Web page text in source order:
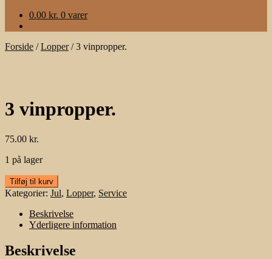
0.00 kr. 0 varer
Forside /Lopper/3 vinpropper.
3 vinpropper.
75.00 kr.
1 på lager
vinpropper.
Tilføj til kurv
Kategorier: Jul, Lopper, Service
Beskrivelse
Yderligere information
Beskrivelse